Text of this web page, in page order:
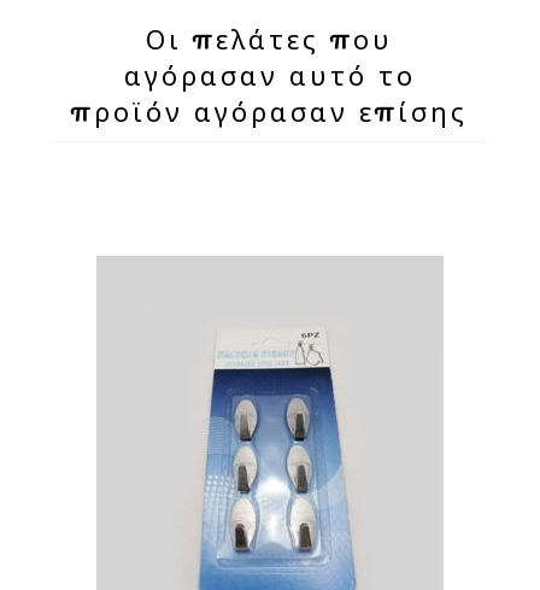
Οι πελάτες που
αγόρασαν αυτό το
προϊόν αγόρασαν επίσης